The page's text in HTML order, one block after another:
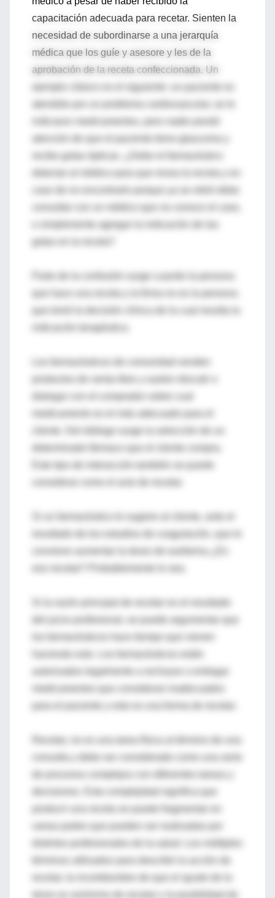
capacitación adecuada para recetar. Sienten la
necesidad de subordinarse a una jerarquía
médica que los guíe y asesore y les de la
aprobación de la receta confeccionada. Un
ejemplo clásico es el siguiente: un paciente es
recibe gotas ópticas. ¿Debe el farmacéutico
caso de no encontrarlo porque ya se retiró debe
o simplemente agregar la indicación de las
gotas en la receta?
Parte de la confusión surge cuando la persona
indicación terapéutica.
dialogar con el comprador sobre cual
cliente. Del diálogo surge la selección de un
Si un farmacéutico le sugiere al cliente, ante el
resultado de los estudios de coagulación, que le
del juicio profesional, se puede argumentar que
los farmacéuticos hace tiempo que vienen
autorizados legalmente a rechazar o entregar
decisiones. Esta complejidad significa que
producir una receta se puede fragmentar en